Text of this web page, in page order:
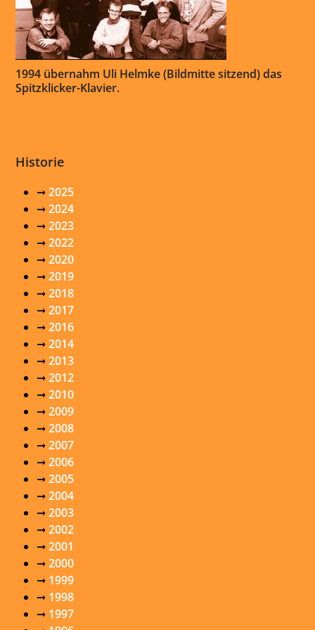
1994 übernahm Uli Helmke (Bildmitte sitzend) das
Spitzklicker-Klavier.
Historie
➞2025
➞2024
➞2023
➞2022
➞2020
➞2019
➞2018
➞2017
➞2016
➞2014
➞2013
➞2012
➞2010
➞2009
➞2008
➞2007
➞2006
➞2005
➞2004
➞2003
➞2002
➞2001
➞2000
➞ 1999
➞ 1998
➞ 1997